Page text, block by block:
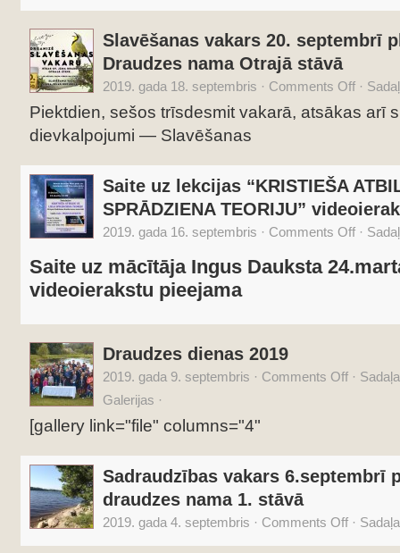
Slavēšanas vakars 20. septembrī
Draudzes nama Otrajā stāvā
2019. gada 18. septembris · Comments Off ·
Piektdien, sešos trīsdesmit vakarā, atsākas arī
dievkalpojumi — Slavēšanas
Saite uz lekcijas “KRISTIEŠA
SPRĀDZIENA TEORIJU”
2019. gada 16. septembris · Comments Off ·
Saite uz mācītāja Ingus Dauksta
videoierakstu pieejama
Draudzes dienas 2019
2019. gada 9. septembris · Comments Off ·
Galerijas ·
[gallery link="file" columns="4"
Sadraudzības vakars 6.septembrī
draudzes nama 1. stāvā
2019. gada 4. septembris · Comments Off ·